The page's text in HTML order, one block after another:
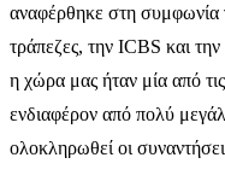
αναφέρθηκε στη συμφωνία
τράπεζες, την ICBS και
η χώρα μας ήταν μία από
ενδιαφέρον από πολύ
ολοκληρωθεί οι